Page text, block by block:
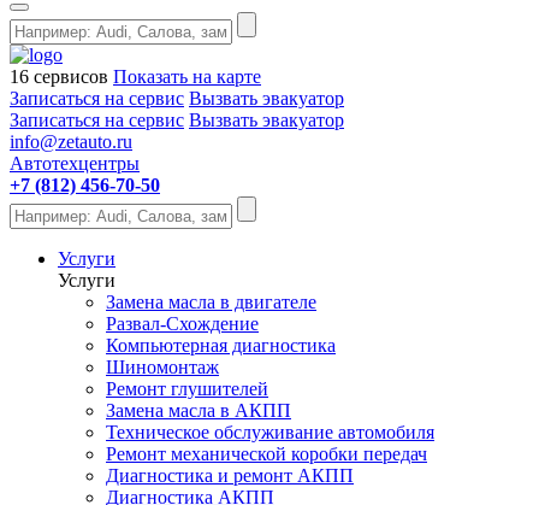
16 сервисов Показать на карте
Записаться на сервис Вызвать эвакуатор
Записаться на сервис Вызвать эвакуатор
info@zetauto.ru
Автотехцентры
+7 (812) 456-70-50
Услуги
Услуги
Замена масла в двигателе
Развал-Схождение
Компьютерная диагностика
Шиномонтаж
Ремонт глушителей
Замена масла в АКПП
Техническое обслуживание автомобиля
Ремонт механической коробки передач
Диагностика и ремонт АКПП
Диагностика АКПП